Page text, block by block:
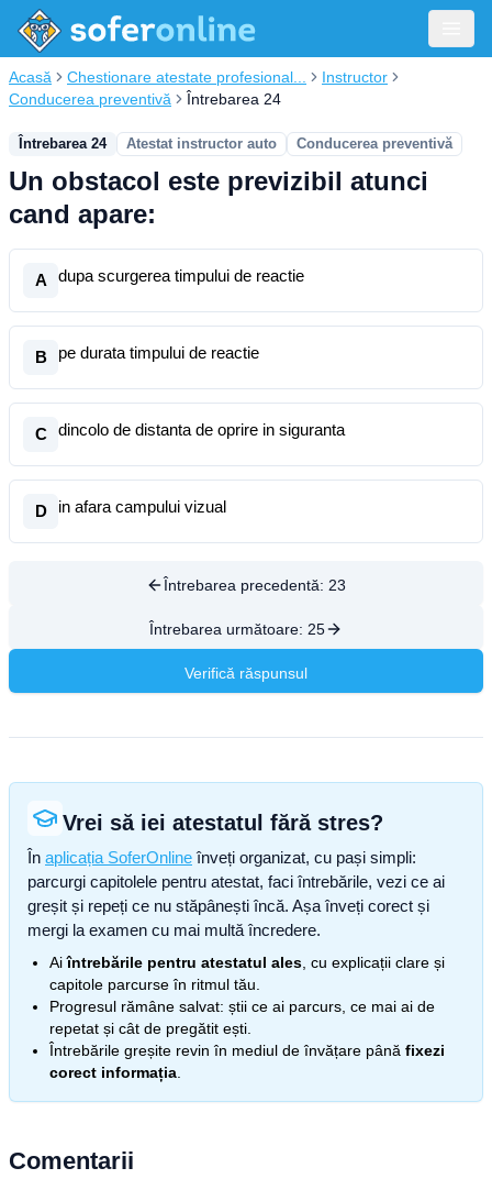
Acasă Chestionare atestate profesional...
Instructor
Conducerea preventivă
Întrebarea 24
Întrebarea 24 Atestat instructor auto Conducerea preventivă
Un obstacol este previzibil atunci
cand apare:
A dupa scurgerea timpului de reactie
B pe durata timpului de reactie
C dincolo de distanta de oprire in siguranta
D in afara campului vizual
Întrebarea precedentă: 23
Întrebarea următoare: 25
Verifică răspunsul
Vrei să iei atestatul fără stres?
În aplicația SoferOnline înveți organizat, cu pași simpli:
parcurgi capitolele pentru atestat, faci întrebările, vezi ce ai
greșit și repeți ce nu stăpânești încă. Așa înveți corect și
mergi la examen cu mai multă încredere.
Aiîntrebările pentru atestatul ales , cu explicații clare și
capitole parcurse în ritmul tău.
Progresul rămâne salvat: știi ce ai parcurs, ce mai ai de
repetat și cât de pregătit ești.
Întrebările greșite revin în mediul de învățare până fixezi
corect informația
Comentarii